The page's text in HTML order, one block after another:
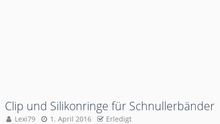
Clip und Silikonringe für Schnullerbänder
Lexi79 1. April 2016 Erledigt